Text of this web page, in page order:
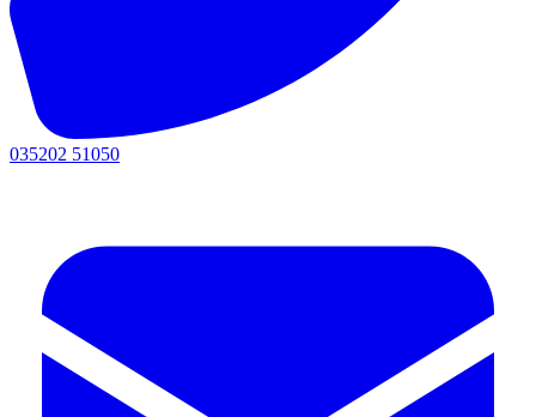
035202 51050